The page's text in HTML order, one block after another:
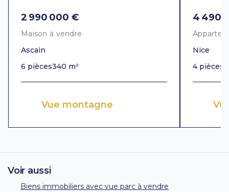
2 990 000 €
Maison à vendre
Ascain
6 pièces340 m²
Vue montagne
4 490
Nice
4 pièces
Voir aussi
Biens immobiliers avec vue parc à vendre